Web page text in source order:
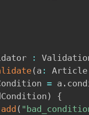
:
( a : Article
= a .
)
{
add (